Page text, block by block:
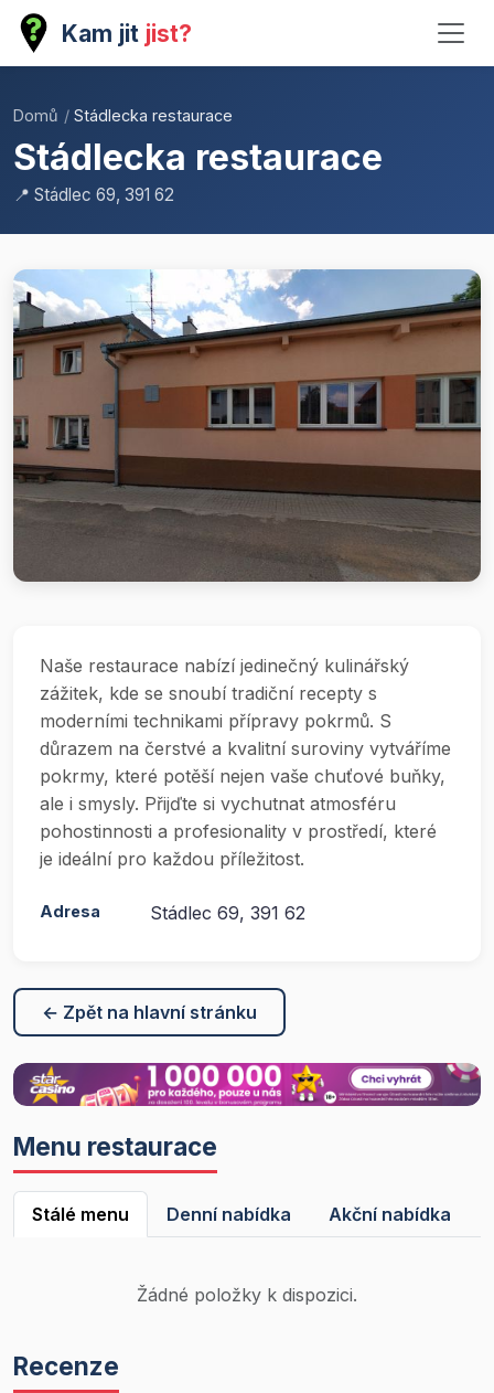
Kam jit jist?
Domů / Stádlecka restaurace
Stádlecka restaurace
📍 Stádlec 69, 391 62
Naše restaurace nabízí jedinečný kulinářský
zážitek, kde se snoubí tradiční recepty s
moderními technikami přípravy pokrmů. S
důrazem na čerstvé a kvalitní suroviny vytváříme
pokrmy, které potěší nejen vaše chuťové buňky,
ale i smysly. Přijďte si vychutnat atmosféru
pohostinnosti a profesionality v prostředí, které
je ideální pro každou příležitost.
Adresa Stádlec 69, 391 62
← Zpět na hlavní stránku
Menu restaurace
Stálé menu Denní nabídka Akční nabídka
Žádné položky k dispozici.
Recenze